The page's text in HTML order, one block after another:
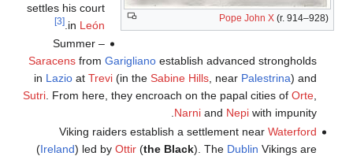
Pope John X (r. 914–928)
settles his court
in León
[3]
Summer –
Saracensfrom Gariglianoestablish advanced strongholds
in Lazioat Trevi(in the Sabine Hills, near Palestrina) and
Sutri. From here, they encroach on the papal cities of Orte,
Narniand Nepiwith impunity.
Viking raiders establish a settlement near Waterford
(Ireland) led by Ottir(the Black). The Dublin Vikings are